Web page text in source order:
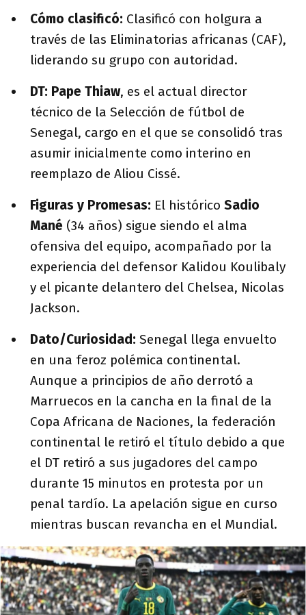
Cómo clasificó: Clasificó con holgura a
través de las Eliminatorias africanas (CAF),
liderando su grupo con autoridad.
DT: Pape Thiaw, es el actual director
técnico de la Selección de fútbol de
Senegal, cargo en el que se consolidó tras
asumir inicialmente como interino en
reemplazo de Aliou Cissé.
Figuras y Promesas: El histórico Sadio
Mané (34 años) sigue siendo el alma
ofensiva del equipo, acompañado por la
experiencia del defensor Kalidou Koulibaly
y el picante delantero del Chelsea, Nicolas
Jackson.
Dato/Curiosidad: Senegal llega envuelto
en una feroz polémica continental.
Aunque a principios de año derrotó a
Marruecos en la cancha en la final de la
Copa Africana de Naciones, la federación
continental le retiró el título debido a que
el DT retiró a sus jugadores del campo
durante 15 minutos en protesta por un
penal tardío. La apelación sigue en curso
mientras buscan revancha en el Mundial.